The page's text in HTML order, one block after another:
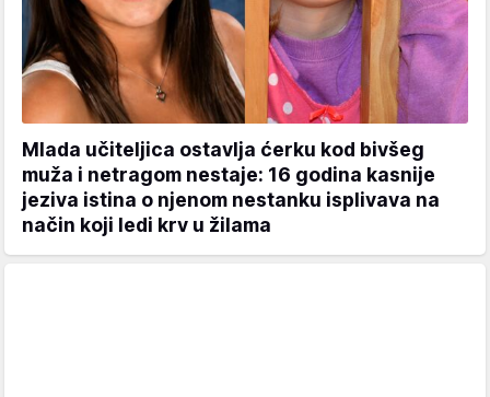
Mlada učiteljica ostavlja ćerku kod bivšeg
muža i netragom nestaje: 16 godina kasnije
jeziva istina o njenom nestanku isplivava na
način koji ledi krv u žilama